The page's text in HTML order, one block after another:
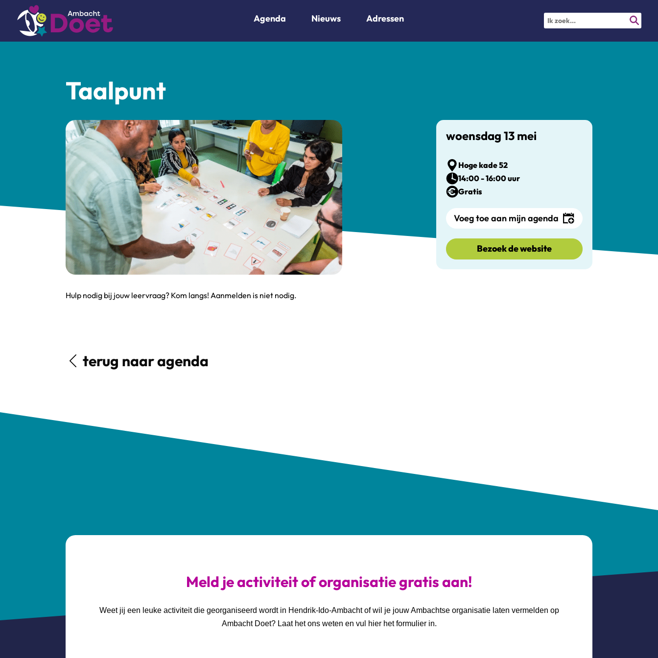
Agenda Nieuws Adressen
Taalpunt
Hulp nodig bij jouw leervraag? Kom langs! Aanmelden is niet nodig.
terug naar agenda
woensdag 13 mei
Hoge kade 52
14:00 - 16:00 uur
Gratis
Voeg toe aan mijn agenda
Bezoek de website
Meld je activiteit of organisatie gratis aan!
Weet jij een leuke activiteit die georganiseerd wordt in Hendrik-Ido-Ambacht of wil je jouw Ambachtse organisatie laten vermelden op
Ambacht Doet? Laat het ons weten en vul hier het formulier in.